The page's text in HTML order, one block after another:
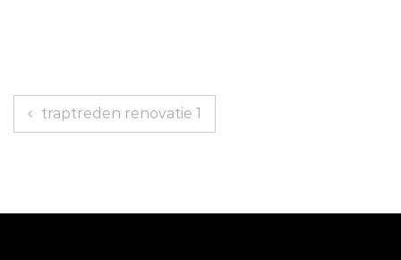
Berichtnavigatie
traptreden renovatie 1